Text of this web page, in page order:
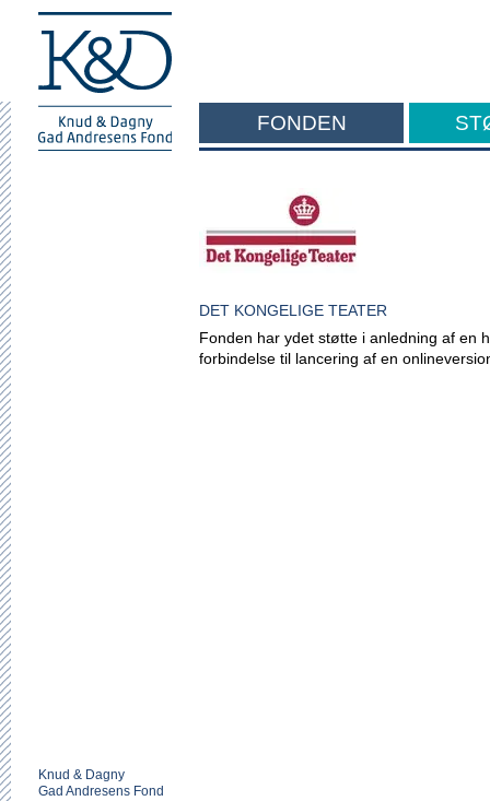
FONDEN
DET KONGELIGE TEATER
Fonden har ydet støtte i anledning af en
forbindelse til lancering af en
Knud & Dagny
Gad Andresens Fond